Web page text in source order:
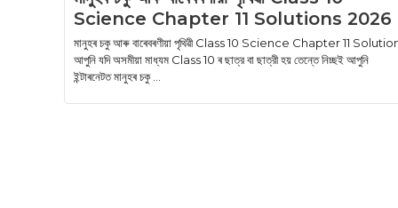
Science Chapter 11 Solutions 2026
মানুহৰ চকু আৰু বাৰেবৰণীয়া পৃথিৱী Class 10 Science Chapter 11
আপুনি যদি অসমীয়া মাধ্যম Class 10 ৰ ছাত্র বা ছাত্রী হয় তেন্তে নিচ্ছই আপুনি
ইন্টাৰনেটত মানুহৰ চকু ...